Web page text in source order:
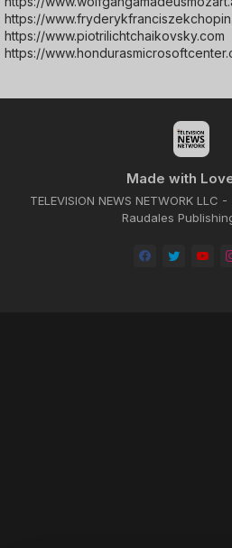
https://
https://www.piotrilichtchaikovsky.com
https://
Made with
TELEVISION NEWS NETWORK
Raudales